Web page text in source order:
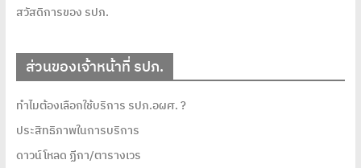
สวัสดิการของ รปภ.
ส่วนของเจ้าหน้าที่ รปภ.
ทำไมต้องเลือกใช้บริการ รปภ.อผศ. ?
ประสิทธิภาพในการบริการ
ดาวน์โหลด ฏีกา/ตารางเวร